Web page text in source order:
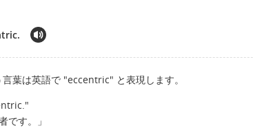
言葉は英語で "eccentric" と表現します。
です。」